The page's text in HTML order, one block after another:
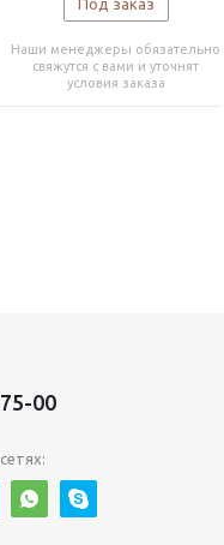
Под заказ
Наши менеджеры обязательно
свяжутся с вами и уточнят
условия заказа
00